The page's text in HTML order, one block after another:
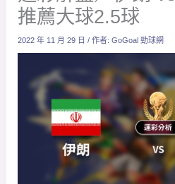
推薦大球2.5球
2022 年 11 月 29 日/ 作者:GoGoal 勁球網